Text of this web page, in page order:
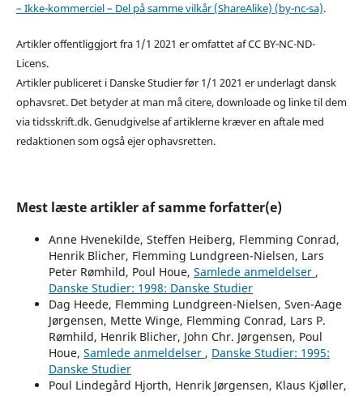
– Ikke-kommerciel – Del på samme vilkår (ShareAlike) (by-nc-sa).
Artikler offentliggjort fra 1/1 2021 er omfattet af CC BY-NC-ND-
Licens.
Artikler publiceret i Danske Studier før 1/1 2021 er underlagt dansk
ophavsret. Det betyder at man må citere, downloade og linke til dem
via tidsskrift.dk. Genudgivelse af artiklerne kræver en aftale med
redaktionen som også ejer ophavsretten.
Mest læste artikler af samme forfatter(e)
Anne Hvenekilde, Steffen Heiberg, Flemming Conrad,
Henrik Blicher, Flemming Lundgreen-Nielsen, Lars
Peter Rømhild, Poul Houe, Samlede anmeldelser ,
Danske Studier: 1998: Danske Studier
Dag Heede, Flemming Lundgreen-Nielsen, Sven-Aage
Jørgensen, Mette Winge, Flemming Conrad, Lars P.
Rømhild, Henrik Blicher, John Chr. Jørgensen, Poul
Houe, Samlede anmeldelser , Danske Studier: 1995:
Danske Studier
Poul Lindegård Hjorth, Henrik Jørgensen, Klaus Kjøller,